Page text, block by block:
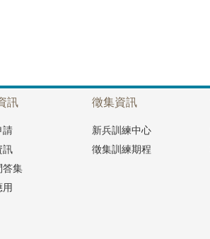
訊
請
訊
答集
徵集資訊
新兵訓練中心
徵集訓練期程